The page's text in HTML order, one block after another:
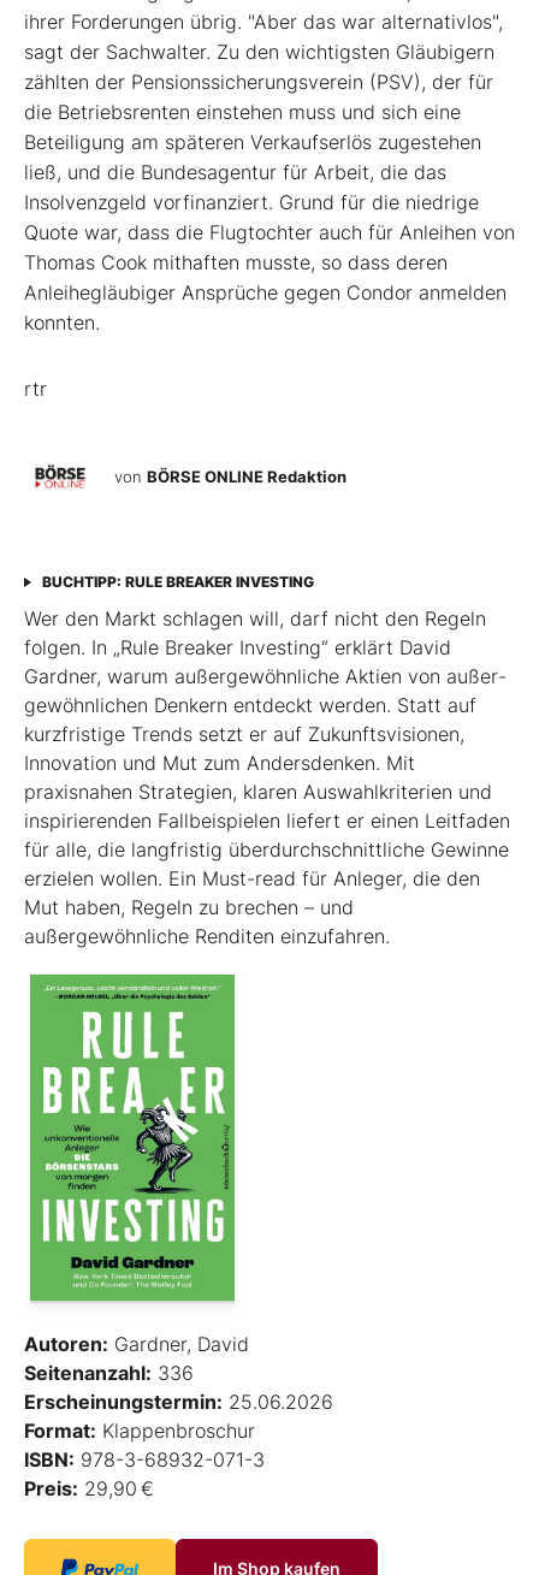
ihrer Forderungen übrig. "Aber das war alternativlos",
sagt der Sachwalter. Zu den wichtigsten Gläubigern
zählten der Pensionssicherungsverein (PSV), der für
die Betriebsrenten einstehen muss und sich eine
Beteiligung am späteren Verkaufserlös zugestehen
ließ, und die Bundesagentur für Arbeit, die das
Insolvenzgeld vorfinanziert. Grund für die niedrige
Quote war, dass die Flugtochter auch für Anleihen von
Thomas Cook mithaften musste, so dass deren
Anleihegläubiger Ansprüche gegen Condor anmelden
konnten.
rtr
von BÖRSE ONLINE Redaktion
BUCHTIPP: RULE BREAKER INVESTING
Wer den Markt schlagen will, darf nicht den Regeln
folgen. In „Rule Breaker Investing“ erklärt David
Gardner, warum außergewöhnliche Aktien von außer­
gewöhnlichen Denkern entdeckt werden. Statt auf
kurzfristige Trends setzt er auf Zukunftsvisionen,
Innovation und Mut zum Andersdenken. Mit
praxisnahen Strategien, klaren Auswahlkriterien und
inspirierenden Fallbeispielen liefert er einen Leit­faden
für alle, die langfristig überdurchschnittliche Gewinne
erzielen wollen. Ein Must-read für Anleger, die den
Mut haben, Regeln zu brechen – und
außergewöhnliche Renditen einzufahren.
Autoren: Gardner, David
Seitenanzahl: 336
Erscheinungstermin: 25.06.2026
Format: Klappenbroschur
ISBN: 978-3-68932-071-3
Preis: 29,90 €
Im Shop kaufen